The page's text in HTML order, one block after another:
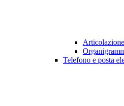
Telefono e posta